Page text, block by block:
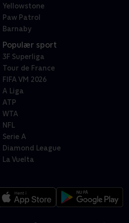
Yellowstone
Paw Patrol
Barnaby
Populær sport
3F Superliga
Tour de France
FIFA VM 2026
A Liga
ATP
WTA
NFL
Serie A
Diamond League
La Vuelta